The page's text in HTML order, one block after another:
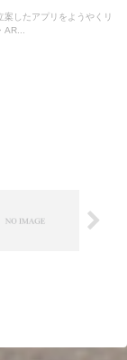
案したアプリをようやくリ